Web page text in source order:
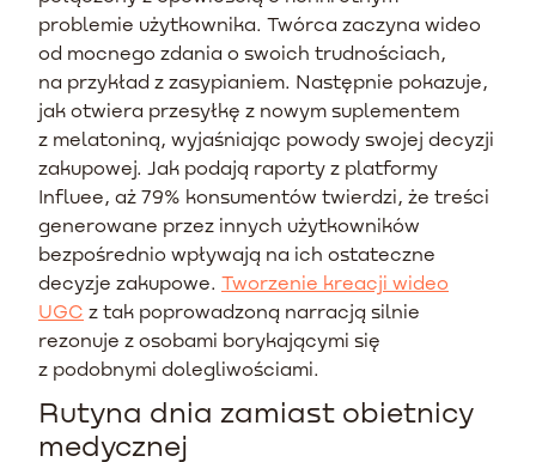
problemie użytkownika. Twórca zaczyna wideo
od mocnego zdania o swoich trudnościach,
na przykład z zasypianiem. Następnie pokazuje,
jak otwiera przesyłkę z nowym suplementem
z melatoniną, wyjaśniając powody swojej decyzji
zakupowej. Jak podają raporty z platformy
Influee, aż 79% konsumentów twierdzi, że treści
generowane przez innych użytkowników
bezpośrednio wpływają na ich ostateczne
decyzje zakupowe. Tworzenie kreacji wideo
UGC z tak poprowadzoną narracją silnie
rezonuje z osobami borykającymi się
z podobnymi dolegliwościami.
Rutyna dnia zamiast obietnicy
medycznej